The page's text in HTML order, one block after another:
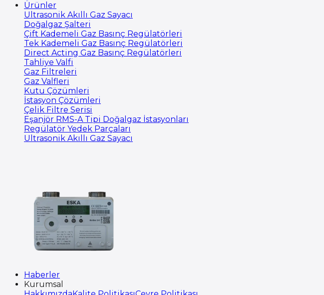
Ürünler
Ultrasonik Akıllı Gaz Sayacı
Doğalgaz Şalteri
Çift Kademeli Gaz Basınç Regülatörleri
Tek Kademeli Gaz Basınç Regülatörleri
Direct Acting Gaz Basınç Regülatörleri
Tahliye Valfi
Gaz Filtreleri
Gaz Valfleri
Kutu Çözümleri
İstasyon Çözümleri
Çelik Filtre Serisi
Eşanjör RMS-A Tipi Doğalgaz İstasyonları
Regülatör Yedek Parçaları
Ultrasonik Akıllı Gaz Sayacı
Haberler
Kurumsal